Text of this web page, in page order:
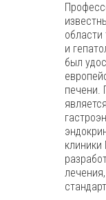
области
и
был
печени.
клиники